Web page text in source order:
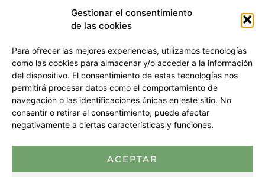
Gestionar el consentimiento
de las cookies
Para ofrecer las mejores experiencias, utilizamos tecnologías
como las cookies para almacenar y/o acceder a la información
del dispositivo. El consentimiento de estas tecnologías nos
permitirá procesar datos como el comportamiento de
navegación o las identificaciones únicas en este sitio. No
consentir o retirar el consentimiento, puede afectar
negativamente a ciertas características y funciones.
ACEPTAR
Privacidad y Cookies (UE)
Términos y condiciones
info@mussukteam.com| +34 676 68 97 71